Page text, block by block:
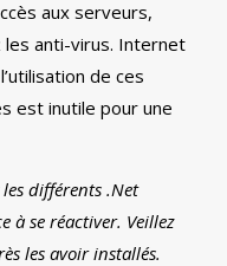
aux serveurs,
anti-virus. Internet
de ces
est inutile pour une
différents .Net
à se réactiver. Veillez
les avoir installés.